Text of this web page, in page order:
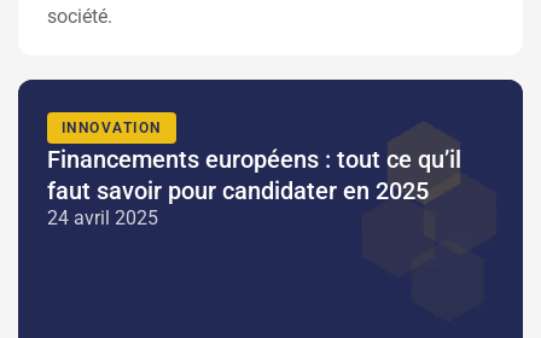
société.
INNOVATION
Financements européens : tout ce qu’il
faut savoir pour candidater en 2025
24 avril 2025